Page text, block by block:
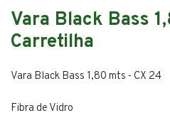
Vara Black Bass
Carretilha
Vara Black Bass 1,80 mts - CX 24
Fibra de Vidro